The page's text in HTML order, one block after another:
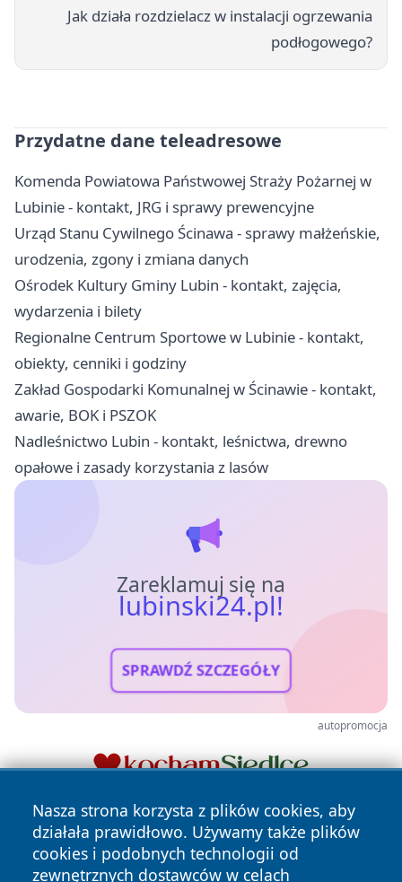
Jak działa rozdzielacz w instalacji ogrzewania
podłogowego?
Przydatne dane teleadresowe
Komenda Powiatowa Państwowej Straży Pożarnej w
Lubinie - kontakt, JRG i sprawy prewencyjne
Urząd Stanu Cywilnego Ścinawa - sprawy małżeńskie,
urodzenia, zgony i zmiana danych
Ośrodek Kultury Gminy Lubin - kontakt, zajęcia,
wydarzenia i bilety
Regionalne Centrum Sportowe w Lubinie - kontakt,
obiekty, cenniki i godziny
Zakład Gospodarki Komunalnej w Ścinawie - kontakt,
awarie, BOK i PSZOK
Nadleśnictwo Lubin - kontakt, leśnictwa, drewno
opałowe i zasady korzystania z lasów
Zareklamuj się na
lubinski24.pl!
SPRAWDŹ SZCZEGÓŁY
autopromocja
Nasza strona korzysta z plików cookies, aby
działała prawidłowo. Używamy także plików
cookies i podobnych technologii od
zewnętrznych dostawców w celach